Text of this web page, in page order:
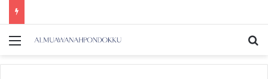
Menu